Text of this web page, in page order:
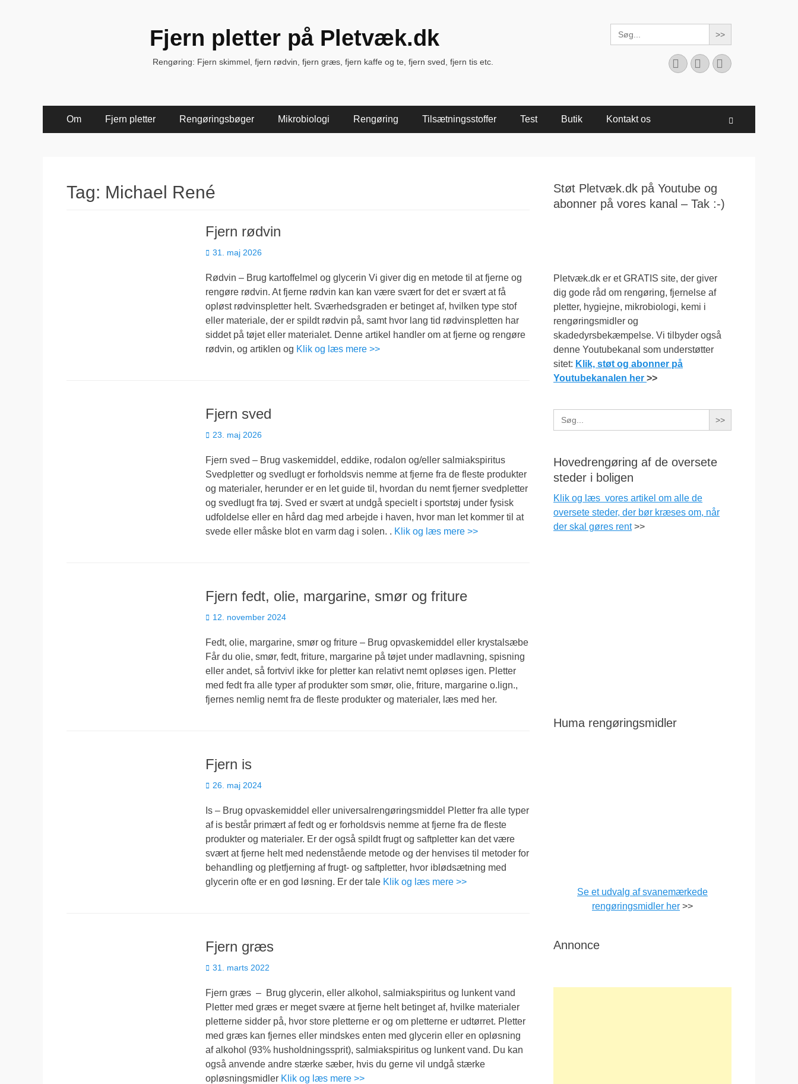
Fjern pletter på Pletvæk.dk
Rengøring: Fjern skimmel, fjern rødvin, fjern græs, fjern kaffe og te, fjern sved, fjern tis etc.
Search
for:
Facebook
YouTubeInstagram
Primær
Menu
Om Fjern pletter Rengøringsbøger Mikrobiologi Rengøring Tilsætningsstoffer Test Butik Kontakt os
Tag: Michael René
Fjern rødvin
Udgivet
31. maj 2026
Rødvin – Brug kartoffelmel og glycerin Vi giver dig en metode til at fjerne og
rengøre rødvin. At fjerne rødvin kan kan være svært for det er svært at få
opløst rødvinspletter helt. Sværhedsgraden er betinget af, hvilken type stof
eller materiale, der er spildt rødvin på, samt hvor lang tid rødvinspletten har
siddet på tøjet eller materialet. Denne artikel handler om at fjerne og rengøre
rødvin, og artiklen og Klik og læs mere >>
Fjern sved
Udgivet
23. maj 2026
Fjern sved – Brug vaskemiddel, eddike, rodalon og/eller salmiakspiritus
Svedpletter og svedlugt er forholdsvis nemme at fjerne fra de fleste produkter
og materialer, herunder er en let guide til, hvordan du nemt fjerner svedpletter
og svedlugt fra tøj. Sved er svært at undgå specielt i sportstøj under fysisk
udfoldelse eller en hård dag med arbejde i haven, hvor man let kommer til at
svede eller måske blot en varm dag i solen. . Klik og læs mere >>
Fjern fedt, olie, margarine, smør og friture
Udgivet
12. november 2024
Fedt, olie, margarine, smør og friture – Brug opvaskemiddel eller krystalsæbe
Får du olie, smør, fedt, friture, margarine på tøjet under madlavning, spisning
eller andet, så fortvivl ikke for pletter kan relativt nemt opløses igen. Pletter
med fedt fra alle typer af produkter som smør, olie, friture, margarine o.lign.,
fjernes nemlig nemt fra de fleste produkter og materialer, læs med her.
Fjern is
Udgivet
26. maj 2024
Is – Brug opvaskemiddel eller universalrengøringsmiddel Pletter fra alle typer
af is består primært af fedt og er forholdsvis nemme at fjerne fra de fleste
produkter og materialer. Er der også spildt frugt og saftpletter kan det være
svært at fjerne helt med nedenstående metode og der henvises til metoder for
behandling og pletfjerning af frugt- og saftpletter, hvor iblødsætning med
glycerin ofte er en god løsning. Er der tale Klik og læs mere >>
Fjern græs
Udgivet
31. marts 2022
Fjern græs – Brug glycerin, eller alkohol, salmiakspiritus og lunkent vand
Pletter med græs er meget svære at fjerne helt betinget af, hvilke materialer
pletterne sidder på, hvor store pletterne er og om pletterne er udtørret. Pletter
med græs kan fjernes eller mindskes enten med glycerin eller en opløsning
af alkohol (93% husholdningssprit), salmiakspiritus og lunkent vand. Du kan
også anvende andre stærke sæber, hvis du gerne vil undgå stærke
opløsningsmidler Klik og læs mere >>
Støt Pletvæk.dk på Youtube og
abonner på vores kanal – Tak :-)
Pletvæk.dk er et GRATIS site, der giver
dig gode råd om rengøring, fjernelse af
pletter, hygiejne, mikrobiologi, kemi i
rengøringsmidler og
skadedyrsbekæmpelse. Vi tilbyder også
denne Youtubekanal som understøtter
sitet: Klik, støt og abonner på
Youtubekanalen her >>
Search
for:
Hovedrengøring af de oversete
steder i boligen
Klik og læs vores artikel om alle de
oversete steder, der bør kræses om, når
der skal gøres rent>>
Huma rengøringsmidler
Se et udvalg af svanemærkede
rengøringsmidler her >>
Annonce